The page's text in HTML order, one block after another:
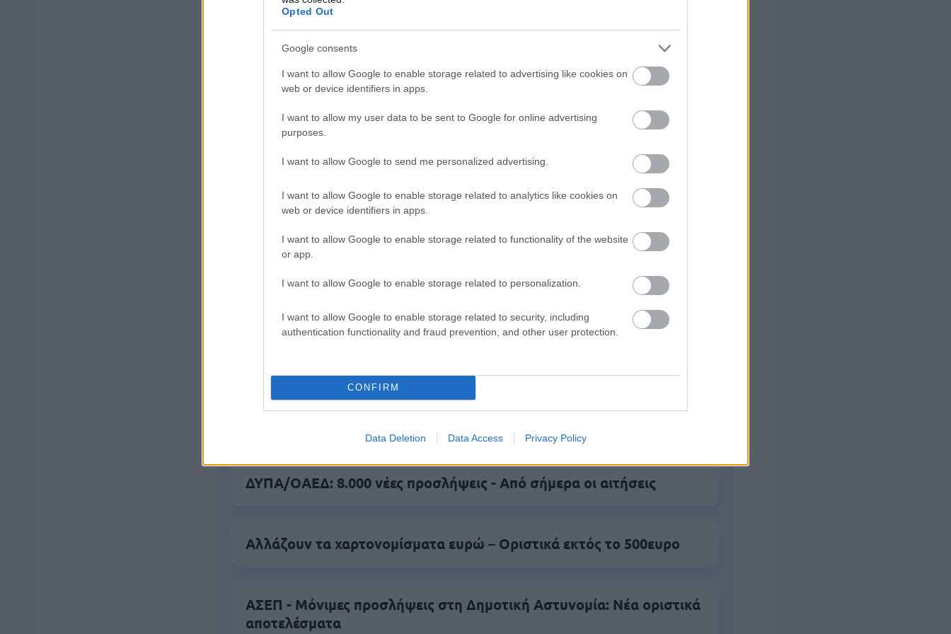
Opted Out
Google consents
I want to allow Google to enable storage related to advertising like cookies on
web or device identifiers in apps.
I want to allow my user data to be sent to Google for online advertising
purposes.
I want to allow Google to send me personalized advertising.
I want to allow Google to enable storage related to analytics like cookies on
web or device identifiers in apps.
I want to allow Google to enable storage related to functionality of the website
or app.
I want to allow Google to enable storage related to personalization.
I want to allow Google to enable storage related to security, including
authentication functionality and fraud prevention, and other user protection.
CONFIRM
Data Deletion Data Access Privacy Policy
ΑΣΕΠ: Πιστοποίηση Αγγλικών σε μόνο 2 ημέρες στα χέρια σας
ΑΣΕΠ: Εξ αποστάσεως η πιο Εύκολη Πιστοποίηση Υπολογιστών σε 2
μέρες
Βάλε το proson.gr στα αποτελέσματα αναζήτησης της Google
Δημοφιλείς Ειδήσεις
Τουρισμός για Όλους 2026: Ανοίγει σήμερα η πλατφόρμα - Ποια
ΔΥΠΑ/ΟΑΕΔ: 8.000 νέες προσλήψεις - Από σήμερα οι αιτήσεις
Αλλάζουν τα χαρτονομίσματα ευρώ – Οριστικά εκτός το 500ευρο
ΑΣΕΠ - Μόνιμες προσλήψεις στη Δημοτική Αστυνομία: Νέα οριστικά
αποτελέσματα